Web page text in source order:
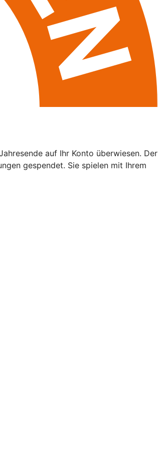
auf Ihr Konto überwiesen. Der
gespendet. Sie spielen mit Ihrem